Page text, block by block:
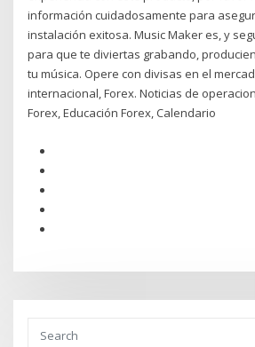
información cuidadosamente para
instalación exitosa. Music Maker es, y
para que te diviertas grabando,
tu música. Opere con divisas en el
internacional, Forex. Noticias de
Forex, Educación Forex, Calendario